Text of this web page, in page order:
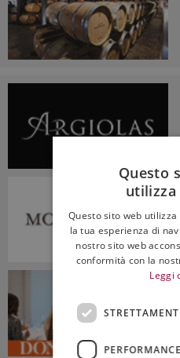
Questo
utilizza
Questo sito web
la tua esperienza di
nostro sito web
conformità con la
Leggi
PERFORMANCE